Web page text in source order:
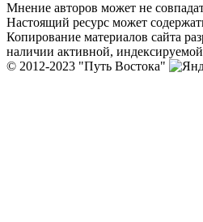
Мнение авторов может не
Настоящий ресурс может
Копирование материалов сайта
наличии активной,
© 2012-2023 "Путь Востока"